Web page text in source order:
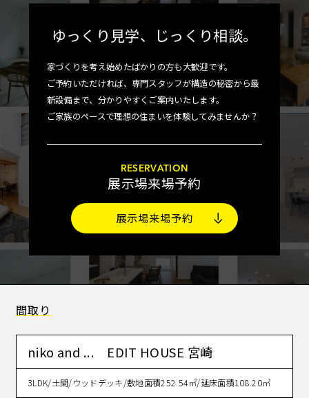
ゆっくり見学、 じっくり相談。
家づくりを考え始めたばかりの方も大歓迎です。
ご予約いただければ、専門スタッフが構造の秘密から最
新設備まで、分かりやすくご案内いたします。
ご家族のペースで理想の住まいを体験してみませんか？
RESERVATION
展示場来場予約
展示場来場予約
間取り
niko and ... EDIT HOUSE 宮崎
3LDK/土間/ウッドデッキ/敷地面積252.54㎡/延床面積108.20㎡